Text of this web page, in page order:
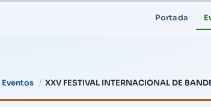
Portada
Eventos XXV FESTIVAL INTERNACIONAL DE